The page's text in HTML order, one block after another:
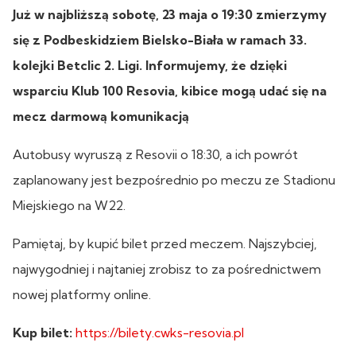
Już w najbliższą sobotę, 23 maja o 19:30 zmierzymy
się z Podbeskidziem Bielsko-Biała w ramach 33.
kolejki Betclic 2. Ligi. Informujemy, że dzięki
wsparciu Klub 100 Resovia, kibice mogą udać się na
mecz darmową komunikacją
Autobusy wyruszą z Resovii o 18:30, a ich powrót
zaplanowany jest bezpośrednio po meczu ze Stadionu
Miejskiego na W22.
Pamiętaj, by kupić bilet przed meczem. Najszybciej,
najwygodniej i najtaniej zrobisz to za pośrednictwem
nowej platformy online.
Kup bilet: https://bilety.cwks-resovia.pl